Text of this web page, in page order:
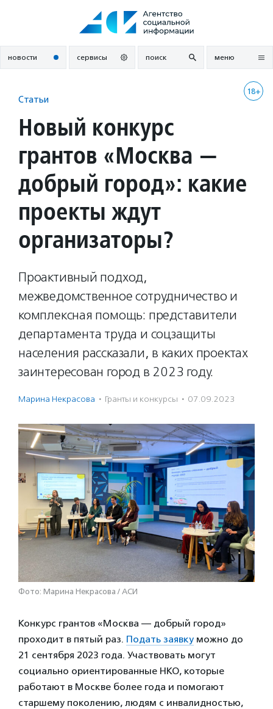
новости сервисы поиск меню
18+
Статьи
Новый конкурс
грантов «Москва —
добрый город»: какие
проекты ждут
организаторы?
Проактивный подход,
межведомственное сотрудничество и
комплексная помощь: представители
департамента труда и соцзащиты
населения рассказали, в каких проектах
заинтересован город в 2023 году.
Марина Некрасова · Гранты и конкурсы · 07.09.2023
Фото: Марина Некрасова / АСИ
Конкурс грантов «Москва — добрый город»
проходит в пятый раз. Подать заявку можно до
21 сентября 2023 года. Участвовать могут
социально ориентированные НКО, которые
работают в Москве более года и помогают
старшему поколению, людям с инвалидностью,